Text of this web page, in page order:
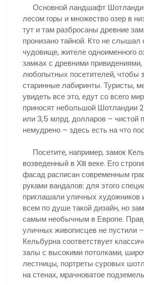
Основной ландшафт
лесом горы и множество озер в
тут и там разбросаны древние
пронизано тайной. Кто не
чудовище, жителе одноименного
замках с древними
любопытных посетителей, чтобы
старинные лабиринты. Туристы,
увидеть все это, едут со всего
приносят небольшой Шотландии
или 3,5 млрд. долларов – чистой
немудрено – здесь есть на что
Посетите, например, замок
возведенный в ХIII веке. Его
фасад расписан современным
руками вандалов: для этого
приглашали уличных художников
всем по душе такой дизайн, но
самым необычным в Европе.
уличных живописцев не пустили
Кельбурна соответствует
залы с высокими потолками,
лестницы, портреты суровых
на стенах, мрачноватое